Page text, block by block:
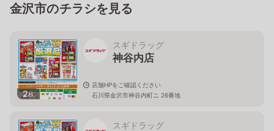
金沢市のチラシを見る
2枚
スギドラッグ
神谷内店
店舗HPをご確認ください
石川県金沢市神谷内町ニ 26番地
スギドラッグ